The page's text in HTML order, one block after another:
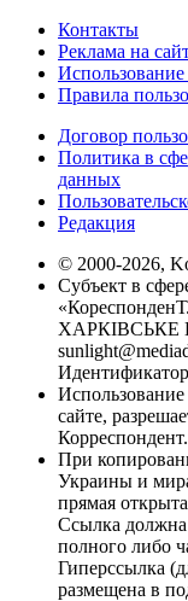
Контакты
Реклама на
Использование
Правила
Договор
Политика в
данных
Редакция
© 2000-2026,
Субъект в
ХАРКІВСЬКЕ
сайте,
При
Украины и
прямая
Ссылка должна
полного либо
Гиперссылка
размещена в